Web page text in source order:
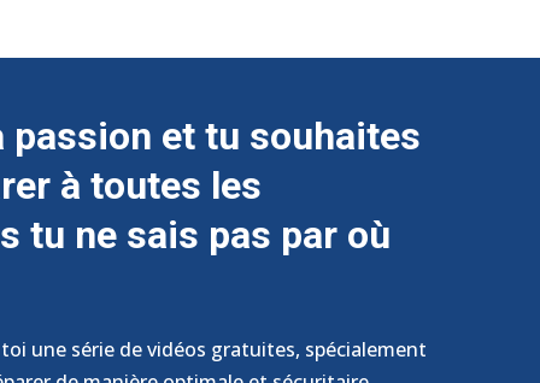
passion et tu souhaites
à toutes les
tu ne sais pas par où
une série de vidéos gratuites, spécialement